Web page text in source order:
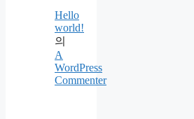
Hello
world!
의
A
WordPress
Commenter